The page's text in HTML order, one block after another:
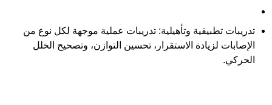
تدريبات تطبيقية وتأهيلية:
الحركي.